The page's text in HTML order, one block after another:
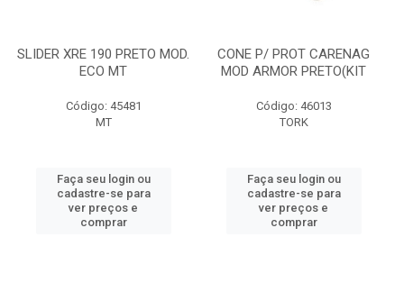
SLIDER XRE 190 PRETO MOD.
ECO MT
Código: 45481
MT
Faça seu login ou
cadastre-se para
ver preços e
comprar
CONE P/ PROT CARENAG
MOD ARMOR PRETO(KIT
Código: 46013
TORK
Faça seu login ou
cadastre-se para
ver preços e
comprar